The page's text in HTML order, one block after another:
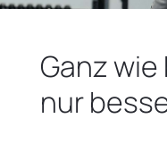
Ganz
nur